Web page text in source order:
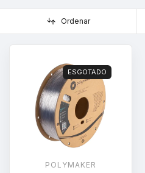
Ordenar
ESGOTADO
POLYMAKER